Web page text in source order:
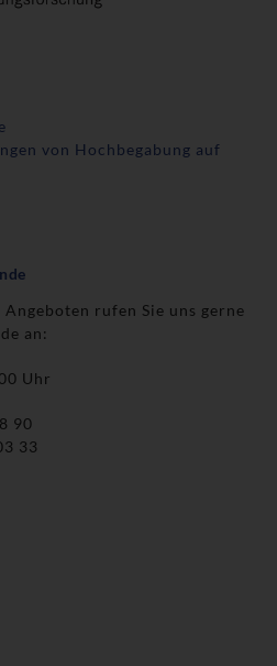
von Hochbegabung auf
Angeboten rufen Sie uns gerne
an:
Uhr
90
33